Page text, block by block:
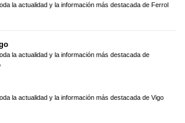
la actualidad y la información más destacada de Ferrol
la actualidad y la información más destacada de
la actualidad y la información más destacada de Vigo